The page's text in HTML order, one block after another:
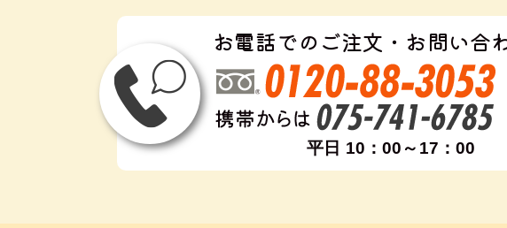
お電話でのご注文・お問い合
平日 10：00～17：00